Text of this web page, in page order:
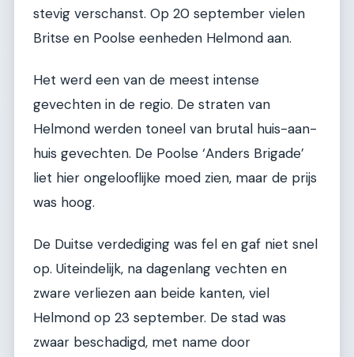
stevig verschanst. Op 20 september vielen
Britse en Poolse eenheden Helmond aan.
Het werd een van de meest intense
gevechten in de regio. De straten van
Helmond werden toneel van brutal huis-aan-
huis gevechten. De Poolse ‘Anders Brigade’
liet hier ongelooflijke moed zien, maar de prijs
was hoog.
De Duitse verdediging was fel en gaf niet snel
op. Uiteindelijk, na dagenlang vechten en
zware verliezen aan beide kanten, viel
Helmond op 23 september. De stad was
zwaar beschadigd, met name door